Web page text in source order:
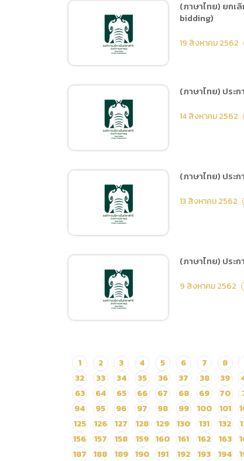
(ภาษาไทย) ประกวดราคาซื้อ
หมึกพิมพ์ จำนวน 19 รายการ
ด้วยวิธีประกวดราคา
อิเล็กทรอนิกส์ (e-bidding)
(ภาษาไทย) ยกเลิกประกาศ
ประกวดราคาจ้างปรับปรุงรถ
ลากพ่วง เพื่อผู้รับบริการ
กลุ่มพิเศษ จำนวน 1 งาน ด้วย
วิธีประกวดราคา
อิเล็กทรอนิกส์ (e-bidding)
(ภาษาไทย) ยกเ
bidding)
19 สิงหาคม 2562
(ภาษาไทย) ประกาศผู้ชนะ
การเสนอราคา ซื้อวัสดุงาน
อิเล็กทรอนิกส์ โดยวิธีเฉพาะ
เจาะจง
(ภาษาไทย) ประ
14 สิงหาคม 2562
(ภาษาไทย) ประกาศผู้ชนะ
การเสนอราคา จ้าง
ซ่อม,เปลี่ยนอะไหล่
รถJCBและรถบรรทุกน้ำ โดย
(ภาษาไทย) ประ
13 สิงหาคม 2562
(ภาษาไทย) ประกาศผู้ชนะ
การเสนอราคา ซื้อวัสดุ
อุปกรณ์เพื่อปรับปรุงแนวรั้ว
กั้นไม้สน โซนจากัวร์เทรล
จำนวน 2 รายการ โดยวิธี
เฉพาะเจาะจง
(ภาษาไทย) ประ
9 สิงหาคม 2562
1 2 3 4 5 6 7 8
32
33 34 35 36 37 38 39
63
64 65 66 67 68 69 70
94
95 96 97 98 99 100 101
125
126 127 128 129 130 131 132
156
157 158 159 160 161 162 163
187
188 189 190 191 192 193 194